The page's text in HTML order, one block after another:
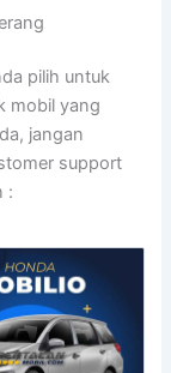
pilih untuk
mobil yang
jangan
support
: